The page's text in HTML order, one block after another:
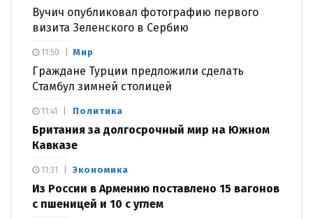
Вучич опубликовал фотографию первого
визита Зеленского в Сербию
Мир
Граждане Турции предложили сделать
Стамбул зимней столицей
11:50
Политика
Британия за долгосрочный мир на Южном
Кавказе
11:41
Экономика
Из России в Армению поставлено 15 вагонов
с пшеницей и 10 с углем
11:31